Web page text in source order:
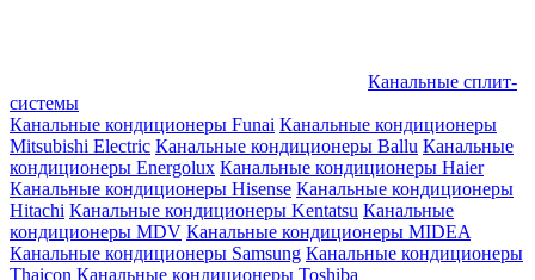
Канальные сплит-
системы
Канальные кондиционеры Funai Канальные кондиционеры
Mitsubishi Electric Канальные кондиционеры Ballu Канальные
кондиционеры Energolux Канальные кондиционеры Haier
Канальные кондиционеры Hisense Канальные кондиционеры
Hitachi Канальные кондиционеры Kentatsu Канальные
кондиционеры MDV Канальные кондиционеры MIDEA
Канальные кондиционеры Samsung Канальные кондиционеры
Thaicon Канальные кондиционеры Toshiba